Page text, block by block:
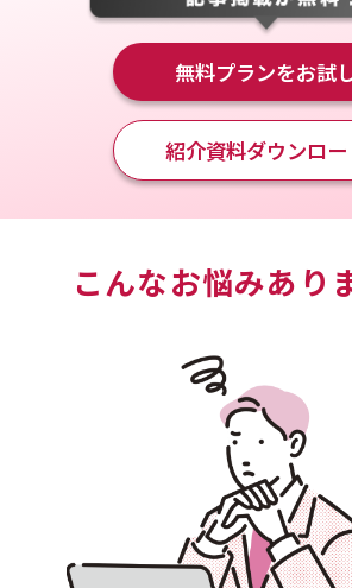
無料プランをお試
紹介資料ダウンロー
こんなお悩みあり